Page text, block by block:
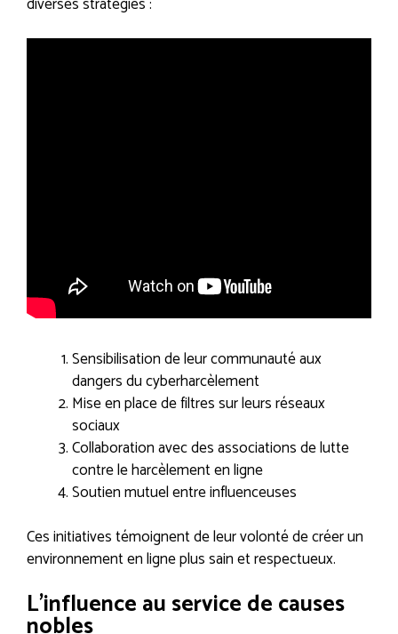
Sensibilisation de leur communauté aux
dangers du cyberharcèlement
Mise en place de filtres sur leurs réseaux
sociaux
Collaboration avec des associations de lutte
contre le harcèlement en ligne
Soutien mutuel entre influenceuses
Ces initiatives témoignent de leur volonté de créer un
environnement en ligne plus sain et respectueux.
L’influence au service de causes